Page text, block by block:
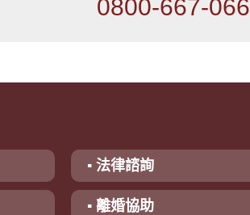
0800-667-066
▪ 法律諮詢
▪ 離婚協助